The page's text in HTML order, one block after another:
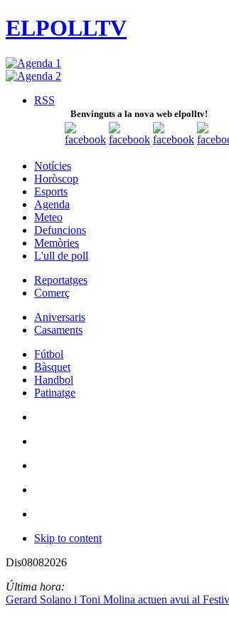
ELPOLLTV
RSS
Benvinguts a la nova web elpolltv!
Notícies
Horòscop
Esports
Agenda
Meteo
Defuncions
Memòries
L'ull de poll
Reportatges
Comerç
Aniversaris
Casaments
Fútbol
Bàsquet
Handbol
Patinatge
Skip to content
Dis08082026
Última hora:
Gerard Solano i Toni Molina actuen avui al